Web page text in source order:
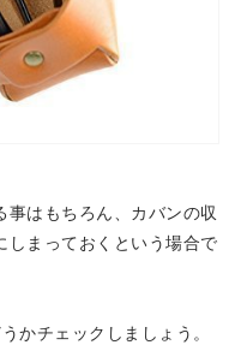
事はもちろん、カバンの収
しまっておくという場合で
かチェックしましょう。